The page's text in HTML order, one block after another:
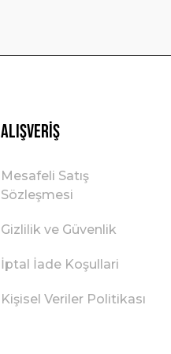
Alışveriş
Mesafeli Satış
Sözleşmesi
Gizlilik ve Güvenlik
İptal İade Koşullari
Kişisel Veriler Politikası